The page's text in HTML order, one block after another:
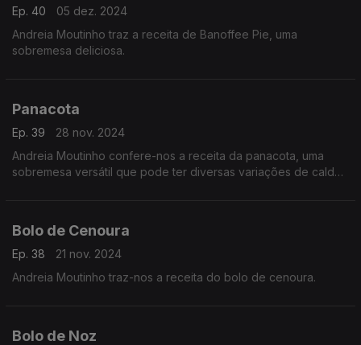
Ep. 40
05 dez. 2024
Andreia Moutinho traz a receita de Banoffee Pie, uma
sobremesa deliciosa.
Panacota
Ep. 39
28 nov. 2024
Andreia Moutinho confere-nos a receita da panacota, uma
sobremesa versátil que pode ter diversas variações de calda
Bolo de Cenoura
Ep. 38
21 nov. 2024
Andreia Moutinho traz-nos a receita do bolo de cenoura.
Bolo de Noz